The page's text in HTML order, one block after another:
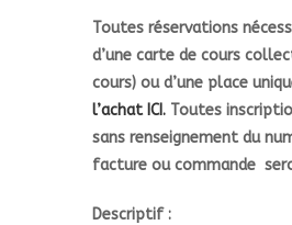
Toutes réservations
d’une carte de cours
cours) ou d’une place
l’achat ICI. Toutes
sans renseignement du
facture ou commande
Descriptif :